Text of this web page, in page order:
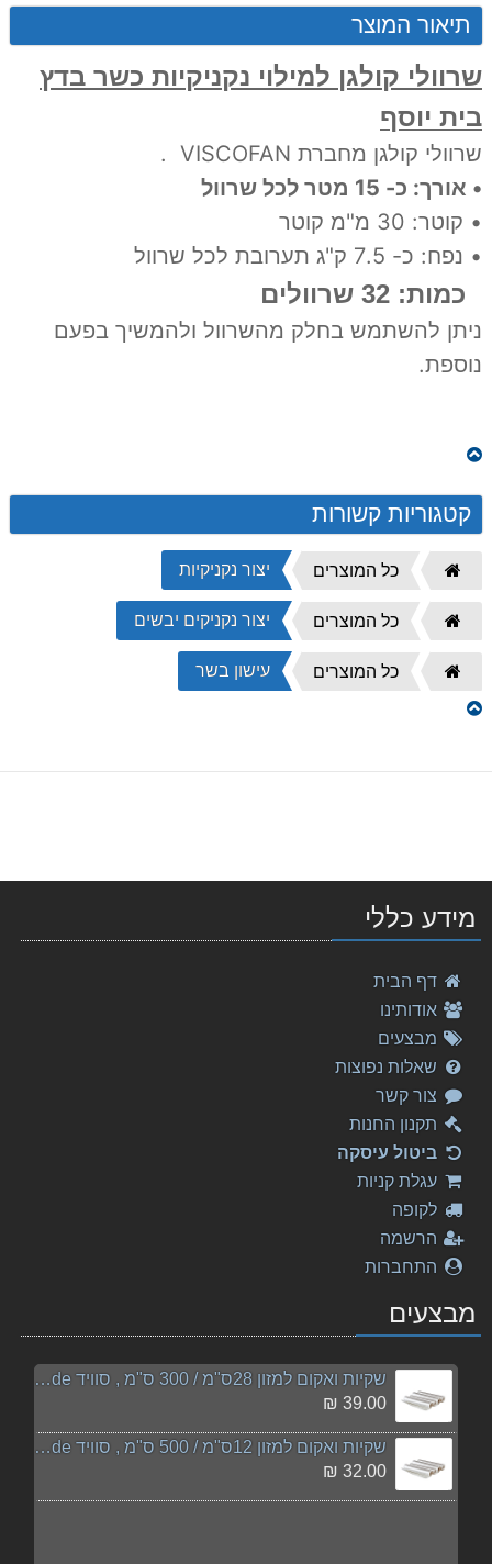
תיאור המוצר
שרוולי קולגן למילוי נקניקיות כשר בדץ
בית יוסף
שרוולי קולגן מחברת VISCOFAN .
• אורך: כ- 15 מטר לכל שרוול
• קוטר: 30 מ"מ קוטר
• נפח: כ- 7.5 ק"ג תערובת לכל שרוול
כמות: 32 שרוולים
ניתן להשתמש בחלק מהשרוול ולהמשיך בפעם
נוספת.
קטגוריות קשורות
דף
הבית
כל המוצרים יצור נקניקיות
דף
הבית
כל המוצרים יצור נקניקים יבשים
דף
הבית
כל המוצרים עישון בשר
מידע כללי
דף הבית
אודותינו
מבצעים
שאלות נפוצות
צור קשר
תקנון החנות
ביטול עיסקה
עגלת קניות
לקופה
הרשמה
התחברות
מבצעים
שקיות ואקום למזון 28ס"מ / 300 ס"מ , סוויד sousvide
39.00 ₪
שקיות ואקום למזון 12ס"מ / 500 ס"מ , סוויד sousvide
32.00 ₪